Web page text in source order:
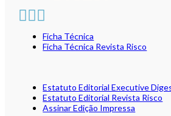
Ficha Técnica
Ficha Técnica Revista Risco
Estatuto Editorial Executive
Estatuto Editorial Revista Risco
Assinar Edição Impressa